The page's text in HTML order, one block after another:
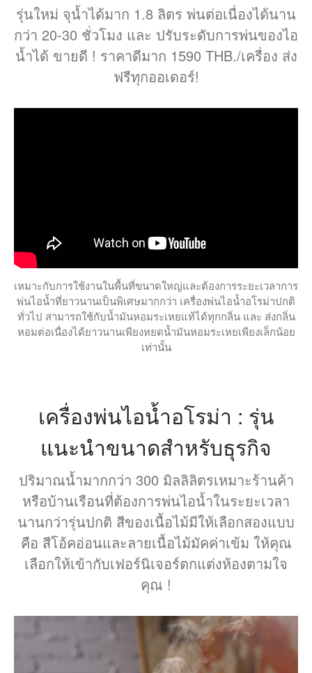
รุ่นใหม่ จุน้ำได้มาก 1.8 ลิตร พ่นต่อเนื่องได้นาน
กว่า 20-30 ชั่วโมง และ ปรับระดับการพ่นของไอ
น้ำได้ ขายดี ! ราคาดีมาก 1590 THB./เครื่อง ส่ง
ฟรีทุกออเดอร์!
เหมาะกับการใช้งานในพื้นที่ขนาดใหญ่และต้องการระยะเวลาการ
พ่นไอน้ำที่ยาวนานเป็นพิเศษมากกว่า เครื่องพ่นไอน้ำอโรม่าปกติ
ทั่วไป สามารถใช้กับน้ำมันหอมระเหยแท้ได้ทุกกลิ่น และ ส่งกลิ่น
หอมต่อเนื่องได้ยาวนานเพียงหยดน้ำมันหอมระเหยเพียงเล็กน้อย
เท่านั้น
เครื่องพ่นไอน้ำอโรม่า : รุ่น
แนะนำขนาดสำหรับธุรกิจ
ปริมาณน้ำมากกว่า 300 มิลลิลิตรเหมาะร้านค้า
หรือบ้านเรือนที่ต้องการพ่นไอน้ำในระยะเวลา
นานกว่ารุ่นปกติ สีของเนื้อไม้มีให้เลือกสองแบบ
คือ สีโอ้คอ่อนและลายเนื้อไม้มัคค่าเข้ม ให้คุณ
เลือกให้เข้ากับเฟอร์นิเจอร์ตกแต่งห้องตามใจ
คุณ !